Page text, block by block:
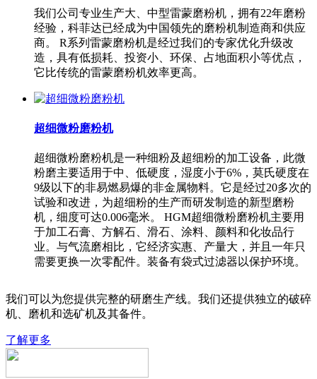
我们公司专业生产大、中型雷蒙磨粉机，拥有22年磨粉
经验，科菲达已经成为中国领先的磨粉机制造商和供应
商。 R系列雷蒙磨粉机是经过我们的专家优化升级改
造，具有低损耗、投资小、环保、占地面积小等优点，
它比传统的雷蒙磨粉机效率更高。
超细微粉磨粉机
超细微粉磨粉机是一种细粉及超细粉的加工设备，此微
粉磨主要适用于中、低硬度，湿度小于6%，莫氏硬度在
9级以下的非易燃易爆的非金属物料。它是经过20多次的
试验和改进，为超细粉的生产而研发制造的新型磨粉
机，细度可达0.006毫米。 HGM超细微粉磨粉机主要用
于加工石膏、方解石、滑石、涂料、颜料和化妆品行
业。与气流磨相比，它经济实惠、产量大，并且一年只
需要更换一次零配件。装备有袋式过滤器以保护环境。
我们可以为您提供完整的研磨生产线。我们还提供独立的破碎
机、磨机和选矿机及其备件。
了解更多